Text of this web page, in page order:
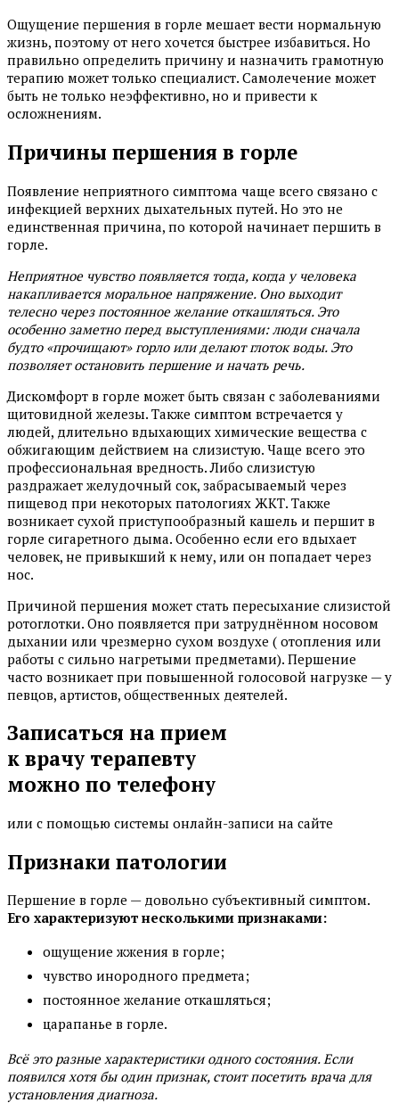
Ощущение першения в горле мешает вести нормальную
жизнь, поэтому от него хочется быстрее избавиться. Но
правильно определить причину и назначить грамотную
терапию может только специалист. Самолечение может
быть не только неэффективно, но и привести к
осложнениям.
Причины першения в горле
Появление неприятного симптома чаще всего связано с
инфекцией верхних дыхательных путей. Но это не
единственная причина, по которой начинает першить в
горле.
Неприятное чувство появляется тогда, когда у человека
накапливается моральное напряжение. Оно выходит
телесно через постоянное желание откашляться. Это
особенно заметно перед выступлениями: люди сначала
будто «прочищают» горло или делают глоток воды. Это
позволяет остановить першение и начать речь.
Дискомфорт в горле может быть связан с заболеваниями
щитовидной железы. Также симптом встречается у
людей, длительно вдыхающих химические вещества с
обжигающим действием на слизистую. Чаще всего это
профессиональная вредность. Либо слизистую
раздражает желудочный сок, забрасываемый через
пищевод при некоторых патологиях ЖКТ. Также
возникает сухой приступообразный кашель и першит в
горле сигаретного дыма. Особенно если его вдыхает
человек, не привыкший к нему, или он попадает через
нос.
Причиной першения может стать пересыхание слизистой
ротоглотки. Оно появляется при затруднённом носовом
дыхании или чрезмерно сухом воздухе ( отопления или
работы с сильно нагретыми предметами). Першение
часто возникает при повышенной голосовой нагрузке — у
певцов, артистов, общественных деятелей.
Записаться на прием
к врачу терапевту
можно по телефону
или с помощью системы онлайн-записи на сайте
Признаки патологии
Першение в горле — довольно субъективный симптом.
Его характеризуют несколькими признаками:
ощущение жжения в горле;
чувство инородного предмета;
постоянное желание откашляться;
царапанье в горле.
Всё это разные характеристики одного состояния. Если
появился хотя бы один признак, стоит посетить врача для
установления диагноза.